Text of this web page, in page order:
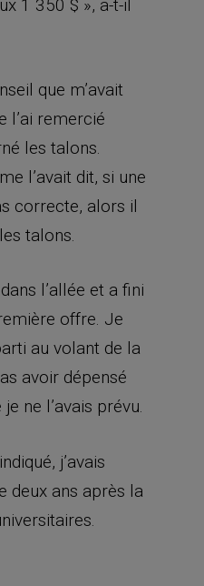
1 350 $ », a-t-il
que m’avait
l’ai remercié
les talons.
l’avait dit, si une
correcte, alors il
talons.
l’allée et a fini
offre. Je
au volant de la
avoir dépensé
ne l’avais prévu.
j’avais
deux ans après la